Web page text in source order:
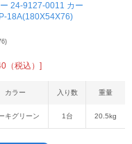
24-9127-0011 カー
18A(180X54X76)
（税込）]
カラー 入り数 重量
キグリーン 1台 20.5kg